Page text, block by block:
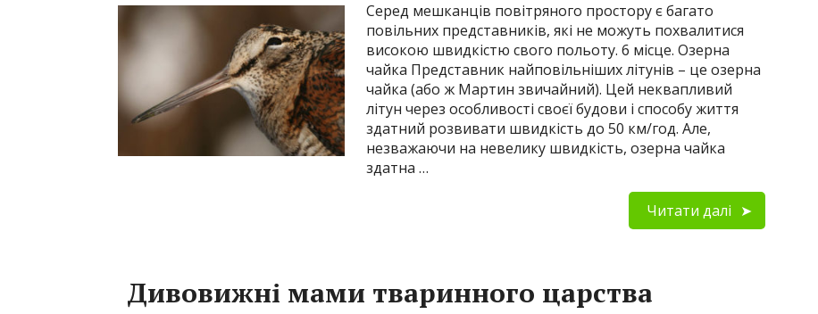
Серед мешканців повітряного простору є багато
повільних представників, які не можуть похвалитися
високою швидкістю свого польоту. 6 місце. Озерна
чайка Представник найповільніших літунів – це озерна
чайка (або ж Мартин звичайний). Цей неквапливий
літун через особливості своєї будови і способу життя
здатний розвивати швидкість до 50 км/год. Але,
незважаючи на невелику швидкість, озерна чайка
здатна …
Читати далі
Дивовижні мами тваринного царства